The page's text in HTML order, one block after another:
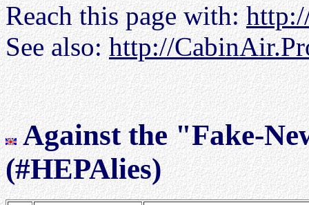
Reach this page with:
See also:http://
Against the "Fake-
(#HEPAlies)